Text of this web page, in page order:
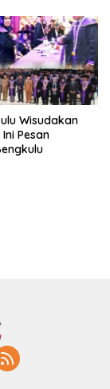
Wisudakan
Pesan